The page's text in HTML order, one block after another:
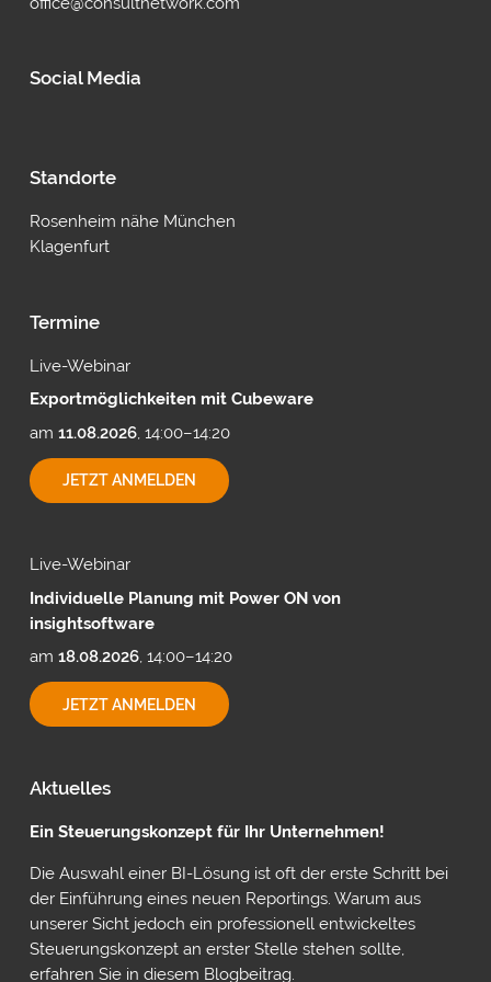
Social Media
Standorte
Rosenheim nähe München
Klagenfurt
Termine
Live-Webinar
Exportmöglichkeiten mit Cubeware
am 11.08.2026, 14:00–14:20
JETZT ANMELDENEXPORTMÖGLICHKEITEN
MIT
Live-Webinar
Individuelle Planung mit Power ON von
insightsoftware
am 18.08.2026, 14:00–14:20
JETZT ANMELDENINDIVIDUELLE
PLANUNG
Aktuelles
Ein Steuerungskonzept für Ihr Unternehmen!
Die Auswahl einer BI-Lösung ist oft der erste Schritt bei
der Einführung eines neuen Reportings. Warum aus
unserer Sicht jedoch ein professionell entwickeltes
Steuerungskonzept an erster Stelle stehen sollte,
erfahren Sie in diesem Blogbeitrag.